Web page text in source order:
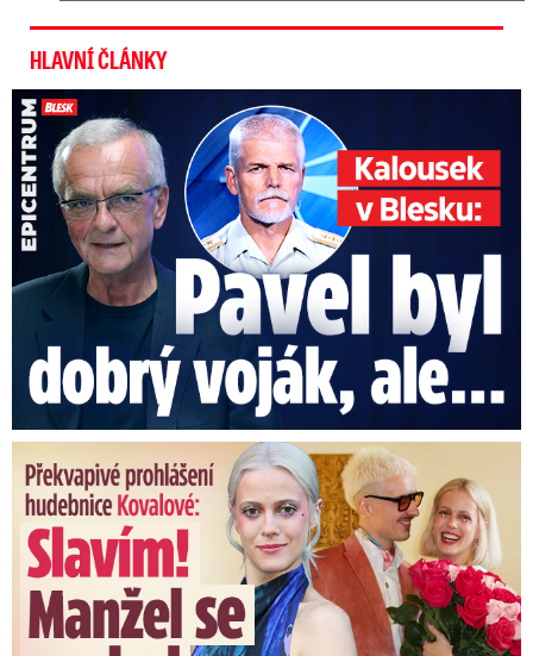
HLAVNÍ ČLÁNKY
Kalousek o prezidentovi: S Pavlem jsem se nesmířil!
Překvapivé prohlášení hudebnice Kovalové: Slavím! Manžel se ...